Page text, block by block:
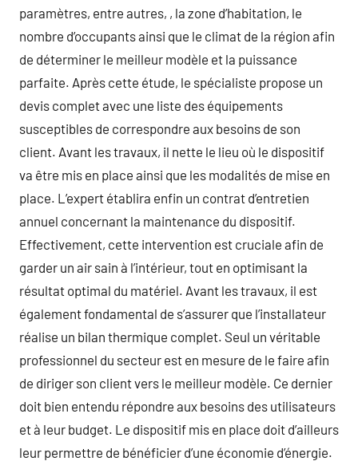
paramètres, entre autres, , la zone d’habitation, le
nombre d’occupants ainsi que le climat de la région afin
de déterminer le meilleur modèle et la puissance
parfaite. Après cette étude, le spécialiste propose un
devis complet avec une liste des équipements
susceptibles de correspondre aux besoins de son
client. Avant les travaux, il nette le lieu où le dispositif
va être mis en place ainsi que les modalités de mise en
place. L’expert établira enfin un contrat d’entretien
annuel concernant la maintenance du dispositif.
Effectivement, cette intervention est cruciale afin de
garder un air sain à l’intérieur, tout en optimisant la
résultat optimal du matériel. Avant les travaux, il est
également fondamental de s’assurer que l’installateur
réalise un bilan thermique complet. Seul un véritable
professionnel du secteur est en mesure de le faire afin
de diriger son client vers le meilleur modèle. Ce dernier
doit bien entendu répondre aux besoins des utilisateurs
et à leur budget. Le dispositif mis en place doit d’ailleurs
leur permettre de bénéficier d’une économie d’énergie.